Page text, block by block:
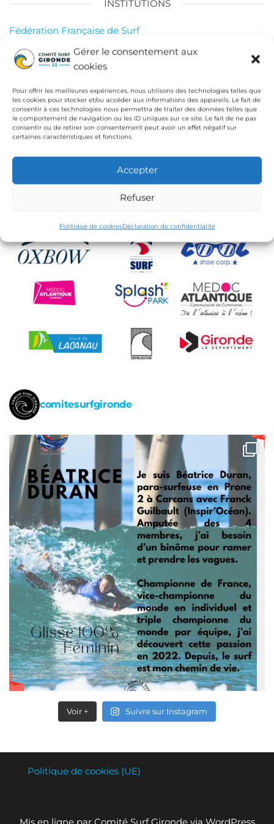
Gérer le consentement aux
cookies
Pour offrir les meilleures expériences, nous utilisons des technologies telles que
les cookies pour stocker et/ou accéder aux informations des appareils. Le fait de
consentir à ces technologies nous permettra de traiter des données telles que
le comportement de navigation ou les ID uniques sur ce site. Le fait de ne pas
consentir ou de retirer son consentement peut avoir un effet négatif sur
certaines caractéristiques et fonctions.
Accepter
Refuser
Politique de cookiesDéclaration de confidentialité
INSTITUTIONS
Fédération Française de Surf
Conseil Départemental de la Gironde
Ligue de Surf de Nouvelle Aquitaine
CdC Médoc Atlantique
comitesurfgironde
Voir + Suivre sur Instagram
Politique de cookies (UE)